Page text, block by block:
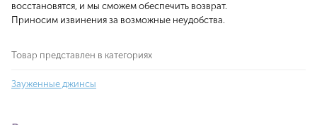
восстановятся, и мы сможем обеспечить возврат.
Приносим извинения за возможные неудобства.
Товар представлен в категориях
Зауженные джинсы